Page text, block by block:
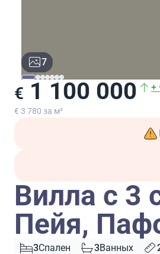
7
€ 1 100 000 +
€ 3 780 за м²
Вилла с 3
Пейя,
3Спален 3Ванных